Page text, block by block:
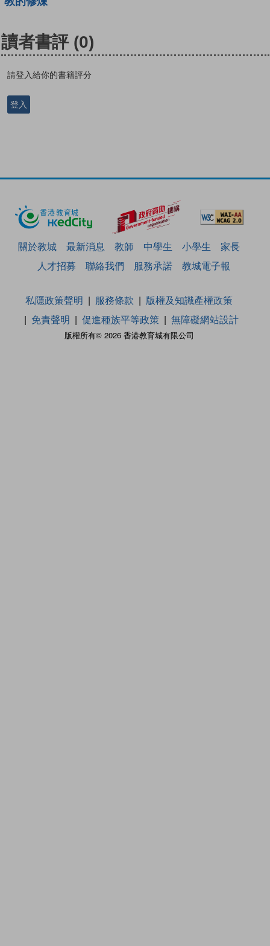
讀者書評 (0)
請登入給你的書籍評分
登入
關於教城 最新消息 教師 中學生 小學生
家長
人才招募
聯絡我們 服務承諾 教城電子報
版權所有© 2026 香港教育城有限公司
私隱政策聲明 服務條款
版權及知識產權政策
免責聲明
促進種族平等政策 無障礙網站設計